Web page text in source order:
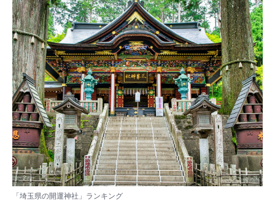
「埼玉県の開運神社」ランキング